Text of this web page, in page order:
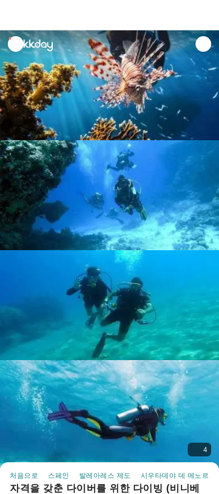
unread
notifications
4
처음으로 스페인 발레아레스 제도 시우타데야 데 메노르카
자격을 갖춘 다이버를 위한 다이빙 (비니베